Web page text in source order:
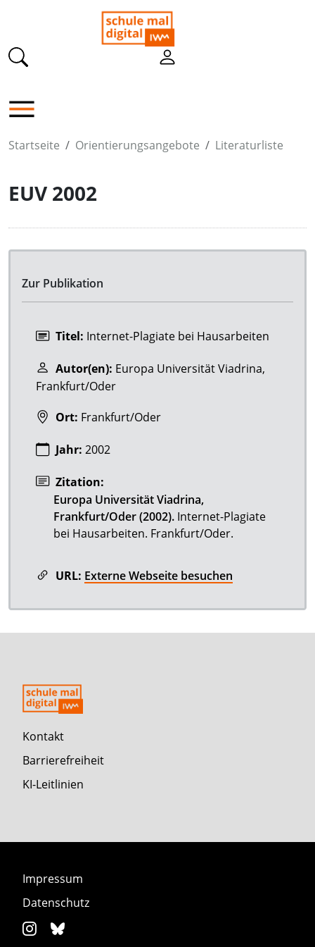
Startseite Orientierungsangebote Literaturliste
EUV 2002
Zur Publikation
Titel: Internet-Plagiate bei Hausarbeiten
Autor(en): Europa Universität Viadrina,
Frankfurt/Oder
Ort: Frankfurt/Oder
Jahr: 2002
Zitation:
Europa Universität Viadrina,
Frankfurt/Oder (2002). Internet-Plagiate
bei Hausarbeiten. Frankfurt/Oder.
URL: Externe Webseite besuchen
Kontakt
Barrierefreiheit
KI-Leitlinien
Impressum
Datenschutz